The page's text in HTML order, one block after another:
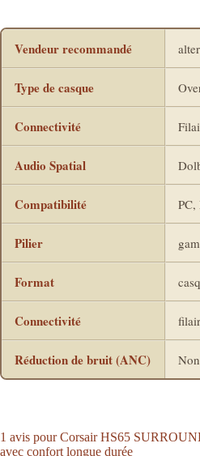
Vendeur recommandé
Type de casque
Connectivité
Audio Spatial
Compatibilité
Pilier
Format
Connectivité
Réduction de bruit (ANC) Non
1 avis pourCorsair HS65
avec confort longue durée